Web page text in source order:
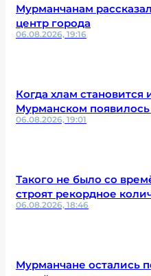
Мурманчанам
центр города
06.08.2026, 19:16
Когда хлам становится
Мурманском
06.08.2026, 19:01
Такого не было со
строят рекордное
06.08.2026, 18:46
Мурманчане остались